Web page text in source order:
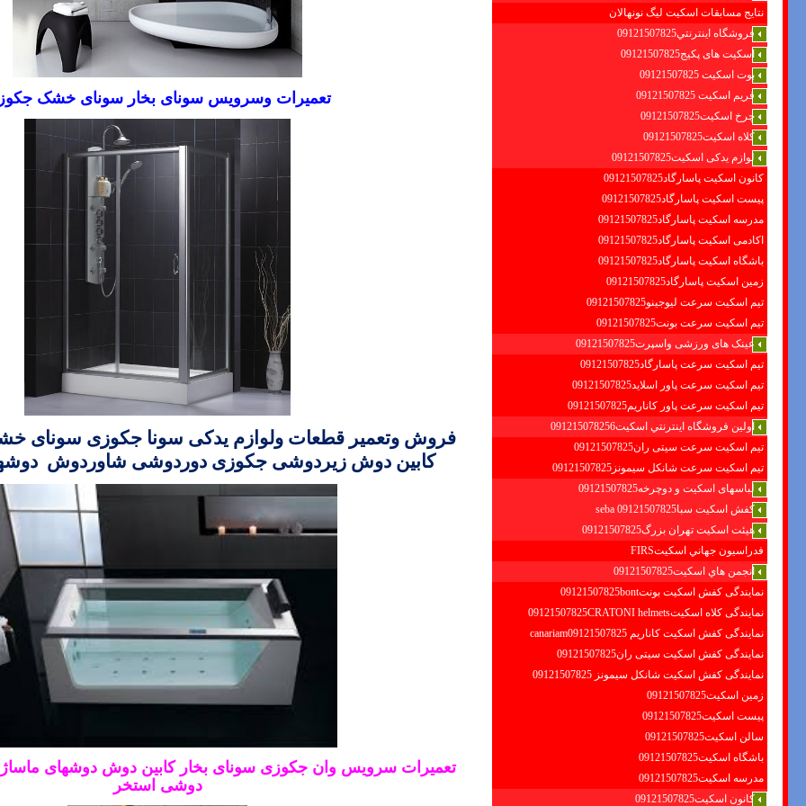
نتایج مسابقات اسکیت لیگ نونهالان
فروشگاه اينترنتي09121507825
اسکیت های پکیج09121507825
بوت اسکیت 09121507825
فریم اسکیت 09121507825
چرخ اسکیت09121507825
کلاه اسکیت09121507825
لوازم یدکی اسکیت09121507825
کانون اسکیت پاسارگاد09121507825
پیست اسکیت پاسارگاد09121507825
مدرسه اسکیت پاسارگاد09121507825
اکادمی اسکیت پاسارگاد09121507825
باشگاه اسکیت پاسارگاد09121507825
زمین اسکیت پاسارگاد09121507825
تیم اسکیت سرعت لیوجینو09121507825
تیم اسکیت سرعت بونت09121507825
عینک های ورزشی واسپرت09121507825
تیم اسکیت سرعت پاسارگاد09121507825
تیم اسکیت سرعت پاور اسلاید09121507825
تیم اسکیت سرعت پاور کاناریم09121507825
اولين فروشگاه اينترنتي اسكيت091215078256
تیم اسکیت سرعت سیتی ران09121507825
تیم اسکیت سرعت شانکل سیمونز09121507825
لباسهای اسکیت و دوچرخه09121507825
کفش اسکیت سبا09121507825 seba
هیئت اسکیت تهران بزرگ09121507825
فدراسيون جهاني اسكيتFIRS
انجمن هاي اسكيت09121507825
نمایندگی کفش اسکیت بونت09121507825bont
نمایندگی کلاه اسکیت09121507825CRATONI helmets
نمایندگی کفش اسکیت كاناريم canariam09121507825
نمایندگی کفش اسکیت سیتی ران09121507825
نمایندگی کفش اسکیت شانكل سيمونز 09121507825
زمین اسکیت09121507825
پیست اسکیت09121507825
سالن اسکیت09121507825
باشگاه اسکیت09121507825
مدرسه اسکیت09121507825
کانون اسکیت09121507825
تعمیرات وسرویس سونای بخار سونای خشک
فروش وتعمیر قطعات ولوازم یدکی سونا جکوزی سونای
کابین دوش زیردوشی جکوزی دوردوشی شاوردوش
تعمیرات سرویس وان جکوزی سونای بخار کابین دوش دوشهای
دوشی استخر